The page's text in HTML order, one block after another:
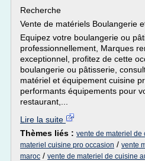
Recherche
Vente de matériels Boulangerie
Equipez votre boulangerie ou
professionnellement, Marques
exceptionnel, profitez de cette
boulangerie ou pâtisserie,
matériel et équipement cuisine
performants équipements pour
restaurant,...
Lire la suite
Thèmes liés : vente de materiel de
materiel cuisine pro occasion / vente
maroc / vente de materiel de cuisine